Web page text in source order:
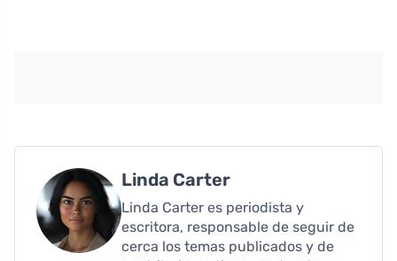
Linda Carter
Linda Carter es periodista y
escritora, responsable de seguir de
cerca los temas publicados y de